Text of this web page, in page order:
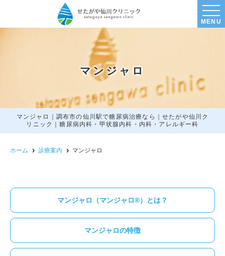
MENU
マンジャロ
マンジャロ｜調布市の仙川駅で糖尿病治療なら｜せたがや仙川ク
リニック｜糖尿病内科・甲状腺内科・内科・アレルギー科
ホーム 診療案内 マンジャロ
マンジャロ（マンジャロ®）とは？
マンジャロの特徴